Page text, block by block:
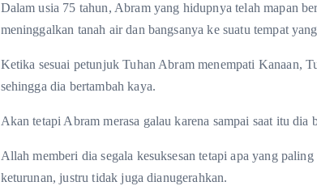
Dalam usia 75 tahun, Abram yang hidupnya telah mapan
meninggalkan tanah air dan bangsanya ke suatu tempat
Ketika sesuai petunjuk Tuhan Abram menempati Kanaan,
sehingga dia bertambah kaya.
Akan tetapi Abram merasa galau karena sampai saat itu dia
Allah memberi dia segala kesuksesan tetapi apa yang
keturunan, justru tidak juga dianugerahkan.